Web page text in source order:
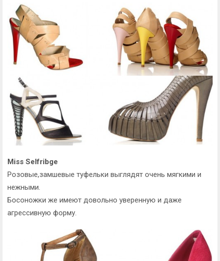
Miss Selfribge
Розовые,замшевые туфельки выглядят очень мягкими и
нежными.
Босоножки же имеют довольно уверенную и даже
агрессивную форму.